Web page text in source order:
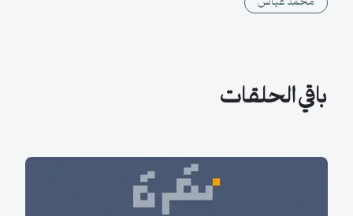
باقي الحلقات